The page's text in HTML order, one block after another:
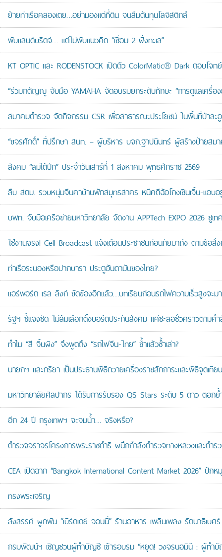
ย้ายท่าเรือคลองเตย…อย่ามองแต่ที่ดิน จนลืมต้นทุนโลจิสติกส์
พับแลนด์บริดจ์… แต่ไม่พับแนวคิด “เชื่อม 2 ฝั่งทะเล”
KT OPTIC และ RODENSTOCK เปิดตัว ColorMatic® Dark ตอบโจ
“ร่วมกตัญญู จับมือ YAMAHA จัดอบรมยกระดับทักษะ “การดูแลเครื่อ
สมาคมตำรวจ จัดกิจกรรม CSR เพื่อสาธารณะประโยชน์ ในพื้นที่ป่าละอู
“ขจรศักดิ์” ที่ปรึกษา สนท. – ผู้บริหาร บจก.ฐาปนินทร์ ผู้สร้างป้ายสม
สังคม “ลมใต้ปีก” ประจำวันเสาร์ที่ 1 สิงหาคม พุทธศักราช 2569
สืบ สตม. รวบหนุ่มจีนคาบ้านพักสมุทรสาคร หนีคดีฉ้อโกงเซินเจิ้น-แอบอ
บพท. จับมือเครือข่ายมหาวิทยาลัย จัดงาน APPTech EXPO 2026 ชูเ
ใช้งานจริง! Cell Broadcast แจ้งเตือนประชาชนก่อนภัยมาถึง ตามข้อสั่
ท่าเรือระนองหรือปากบารา ประตูอันดามันของไทย?
แอร์พอร์ต เรล ลิงก์ ขัดข้องอีกแล้ว…บทเรียนก่อนรถไฟความเร็วสูงจะม
รัฐฯ ชี้แจงชัด ไม่ล้มเลือกตั้งบอร์ดประกันสังคม แค่ชะลอชั่วคราวตามค
ทำไม “สี จิ้นผิง” จึงพูดถึง “รถไฟจีน-ไทย” ซ้ำแล้วซ้ำเล่า?
นายกฯ และภริยา เป็นประธานพิธีถวายเครื่องราชสักการะและพิธีจุดเ
มหาวิทยาลัยศิลปากร ได้รับการรับรอง QS Stars ระดับ 5 ดาว ตอก
อีก 24 ปี กรุงเทพฯ จะจมน้ำ… จริงหรือ?
ตำรวจจราจรโครงการพระราชดำริ ผนึกกำลังตำรวจทางหลวงและตำ
CEA เปิดฉาก “Bangkok International Content Market 2026” ปั
ทรงพระเจริญ
สังสรรค์ ผูกพัน “เบิร์ดเดย์ จอนนี่” ร้านอาหาร เพลินเพลง รัตนาธิเบศ
กรมพัฒน์ฯ เชิญชวนผู้ทำบัญชี เข้ารอบรม “หยุด! วงจรนอมินี : ผู้ทำ